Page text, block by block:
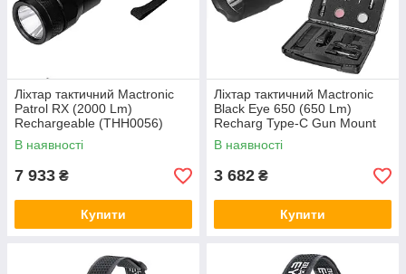
Ліхтар тактичний Mactronic
Patrol RX (2000 Lm)
Rechargeable (THH0056)
В наявності
7 933 ₴
Купити
Ліхтар тактичний Mactronic
Black Eye 650 (650 Lm)
Recharg Type-C Gun Mount
RGB Kit (L-MX532L-RC/SET3)
В наявності
3 682 ₴
Купити